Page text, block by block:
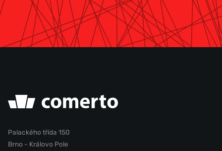
Palackého třída 150
Brno - Královo Pole